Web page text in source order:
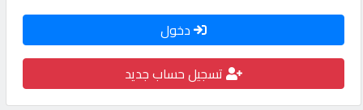
نمبر
كيو
دخول
تسجيل حساب جديد